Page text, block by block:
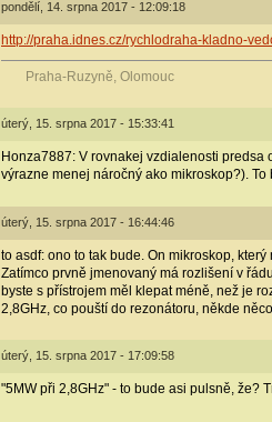
pondělí, 14. srpna 2017 - 12:09:18
http://praha.idnes.cz/rychlodraha-kladno-
Praha-Ruzyně, Olomouc
úterý, 15. srpna 2017 - 15:33:41
Honza7887: V rovnakej vzdialenosti
výrazne menej náročný ako mikroskop?).
úterý, 15. srpna 2017 - 16:44:46
to asdf: ono to tak bude. On mikroskop,
Zatímco prvně jmenovaný má rozlišení v
byste s přístrojem měl klepat méně, než je
2,8GHz, co pouští do rezonátoru, někde
úterý, 15. srpna 2017 - 17:09:58
"5MW při 2,8GHz" - to bude asi pulsně, že?